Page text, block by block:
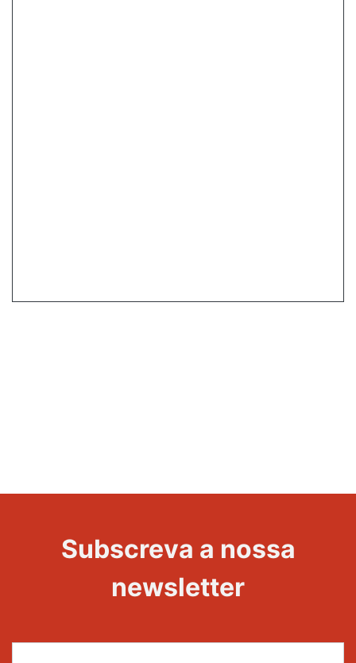
Subscreva a nossa
newsletter